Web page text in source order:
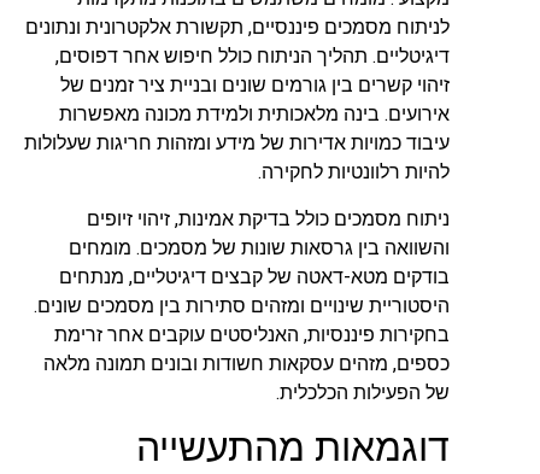
לניתוח מסמכים פיננסיים, תקשורת אלקטרונית ונתונים
דיגיטליים. תהליך הניתוח כולל חיפוש אחר דפוסים,
זיהוי קשרים בין גורמים שונים ובניית ציר זמנים של
אירועים. בינה מלאכותית ולמידת מכונה מאפשרות
עיבוד כמויות אדירות של מידע ומזהות חריגות שעלולות
להיות רלוונטיות לחקירה.
ניתוח מסמכים כולל בדיקת אמינות, זיהוי זיופים
והשוואה בין גרסאות שונות של מסמכים. מומחים
בודקים מטא-דאטה של קבצים דיגיטליים, מנתחים
היסטוריית שינויים ומזהים סתירות בין מסמכים שונים.
בחקירות פיננסיות, האנליסטים עוקבים אחר זרימת
כספים, מזהים עסקאות חשודות ובונים תמונה מלאה
של הפעילות הכלכלית.
דוגמאות מהתעשייה